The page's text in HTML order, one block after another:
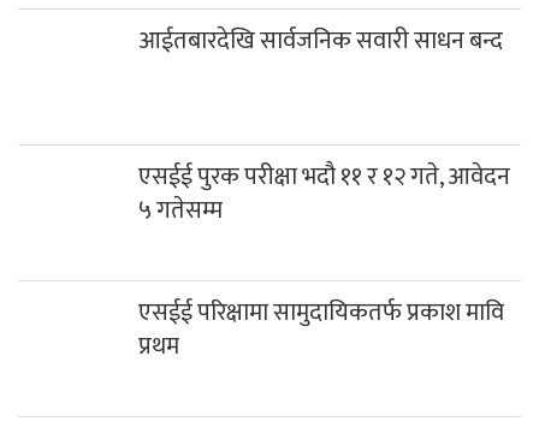
आईतबारदेखि सार्वजनिक सवारी साधन बन्द
एसईई पुरक परीक्षा भदौ ११ र १२ गते, आवेदन
५ गतेसम्म
एसईई परिक्षामा सामुदायिकतर्फ प्रकाश मावि
प्रथम